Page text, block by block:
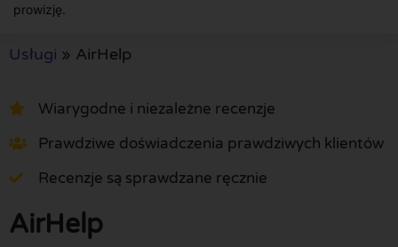
prowizję.
Usługi » AirHelp
Wiarygodne i niezależne recenzje
Prawdziwe doświadczenia prawdziwych klientów
Recenzje są sprawdzane ręcznie
AirHelp